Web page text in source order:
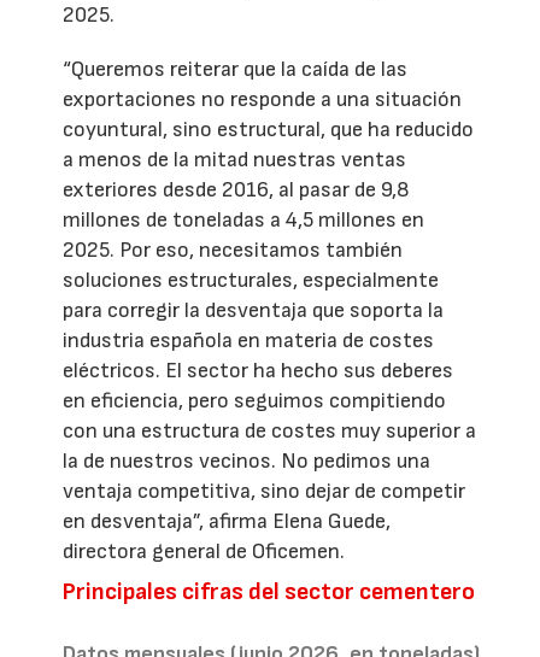
2025.
“Queremos reiterar que la caída de las
exportaciones no responde a una situación
coyuntural, sino estructural, que ha reducido
a menos de la mitad nuestras ventas
exteriores desde 2016, al pasar de 9,8
millones de toneladas a 4,5 millones en
2025. Por eso, necesitamos también
soluciones estructurales, especialmente
para corregir la desventaja que soporta la
industria española en materia de costes
eléctricos. El sector ha hecho sus deberes
en eficiencia, pero seguimos compitiendo
con una estructura de costes muy superior a
la de nuestros vecinos. No pedimos una
ventaja competitiva, sino dejar de competir
en desventaja”, afirma Elena Guede,
directora general de Oficemen.
Principales cifras del sector cementero